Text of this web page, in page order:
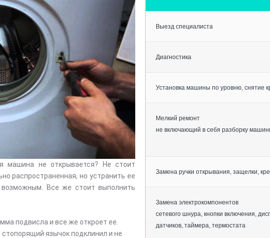
Выезд специалиста
Диагностика
Установка машины по уровню, снятие
Мелкий ремонт
не включающий в себя разборку
Замена ручки открывания, защелки,
Замена электрокомпонентов
сетевого шнура, кнопки включения,
датчиков, таймера, термостата
машина не открывается? Не стоит
распространенная, но устранить ее
возможным. Все же стоит выполнить
подвисла и все же откроет ее.
язычок подклинил и не